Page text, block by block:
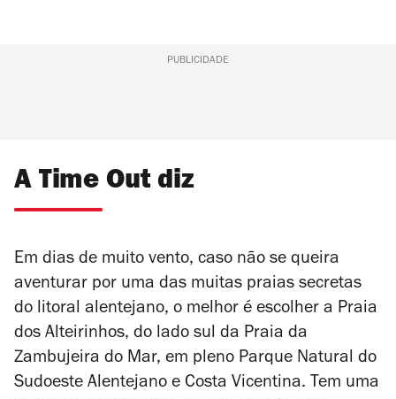
PUBLICIDADE
A Time Out diz
Em dias de muito vento, caso não se queira
aventurar por uma das muitas praias secretas
do litoral alentejano, o melhor é escolher a Praia
dos Alteirinhos, do lado sul da Praia da
Zambujeira do Mar, em pleno Parque Natural do
Sudoeste Alentejano e Costa Vicentina. Tem uma